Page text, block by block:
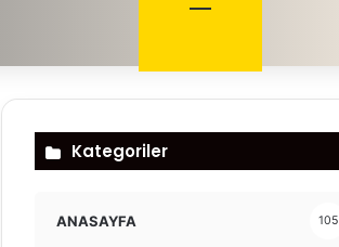
Kategoriler
ANASAYFA 105